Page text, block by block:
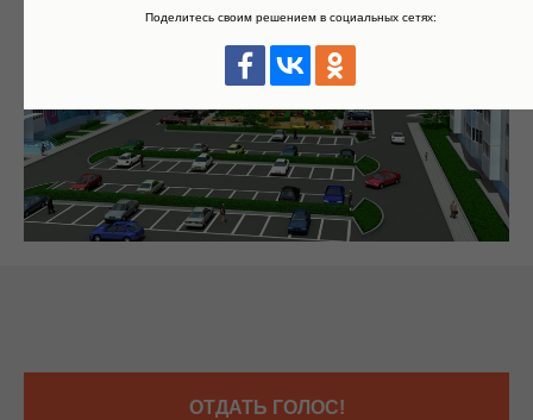
ОТДАТЬ ГОЛОС!
Поделитесь своим решением в социальных сетях: